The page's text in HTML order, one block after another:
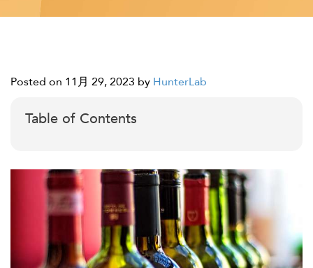
Posted on 11月 29, 2023 by HunterLab
Table of Contents